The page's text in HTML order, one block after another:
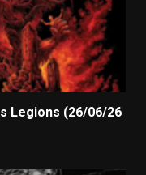
Legions (26/06/26